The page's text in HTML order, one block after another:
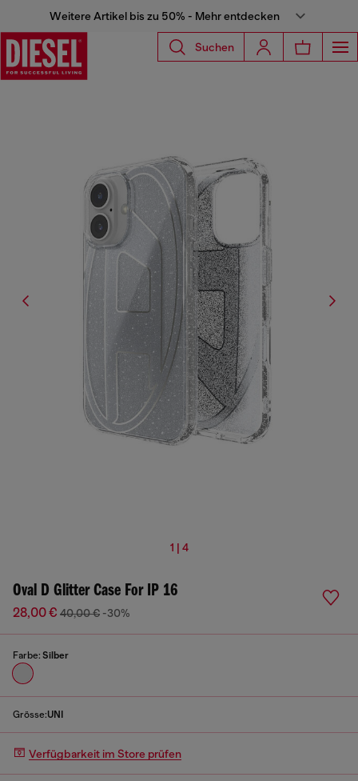
Weitere Artikel bis zu 50% - Mehr entdecken
Suchen
1 | 4
Oval D Glitter Case For IP 16
28,00 € 40,00 € -30%
Farbe: Silber
Grösse:UNI
Verfügbarkeit im Store prüfen